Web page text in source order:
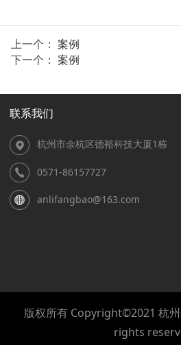
上一个： 案例
下一个： 案例
联系我们
杭州市余杭区德裕科技大厦1栋
0571-86157727
anlifangbao@163.com
版权所有 Copyright©2021 杭
rights